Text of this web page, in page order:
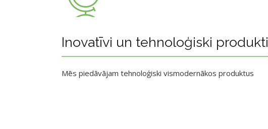
Inovatīvi un tehnoloģiski produkti
Mēs piedāvājam tehnoloģiski vismodernākos produktus